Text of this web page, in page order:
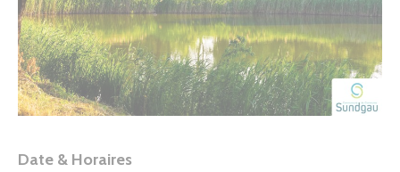
Date & Horaires